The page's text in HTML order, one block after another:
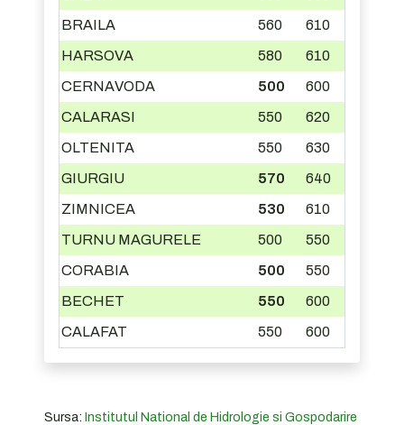
BRAILA
560
610
HARSOVA
580
610
CERNAVODA
500
600
CALARASI
550
620
OLTENITA
550
630
GIURGIU
570
640
ZIMNICEA
530
610
TURNU MAGURELE
500
550
CORABIA
500
550
BECHET
550
600
CALAFAT
550 600
Sursa: Institutul National de Hidrologie si Gospodarire